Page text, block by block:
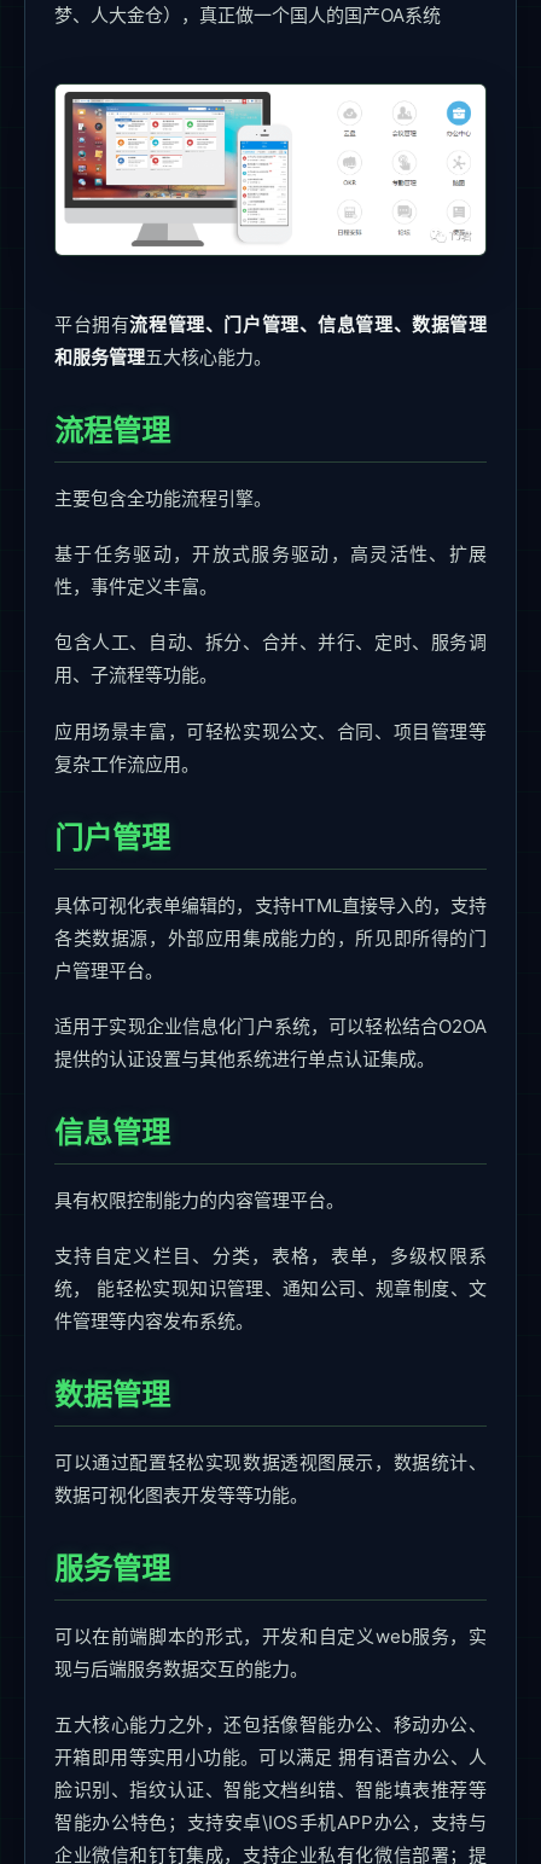
梦、人大金仓），真正做一个国人的国产OA系统
平台拥有流程管理、门户管理、信息管理、数据管理
和服务管理五大核心能力。
流程管理
主要包含全功能流程引擎。
基于任务驱动，开放式服务驱动，高灵活性、扩展
性，事件定义丰富。
包含人工、自动、拆分、合并、并行、定时、服务调
用、子流程等功能。
应用场景丰富，可轻松实现公文、合同、项目管理等
复杂工作流应用。
门户管理
具体可视化表单编辑的，支持HTML直接导入的，支持
各类数据源，外部应用集成能力的，所见即所得的门
户管理平台。
适用于实现企业信息化门户系统，可以轻松结合O2OA
提供的认证设置与其他系统进行单点认证集成。
信息管理
具有权限控制能力的内容管理平台。
支持自定义栏目、分类，表格，表单，多级权限系
统， 能轻松实现知识管理、通知公司、规章制度、文
件管理等内容发布系统。
数据管理
可以通过配置轻松实现数据透视图展示，数据统计、
数据可视化图表开发等等功能。
服务管理
可以在前端脚本的形式，开发和自定义web服务，实
现与后端服务数据交互的能力。
五大核心能力之外，还包括像智能办公、移动办公、
开箱即用等实用小功能。可以满足 拥有语音办公、人
脸识别、指纹认证、智能文档纠错、智能填表推荐等
智能办公特色；支持安卓\IOS手机APP办公，支持与
企业微信和钉钉集成，支持企业私有化微信部署；提